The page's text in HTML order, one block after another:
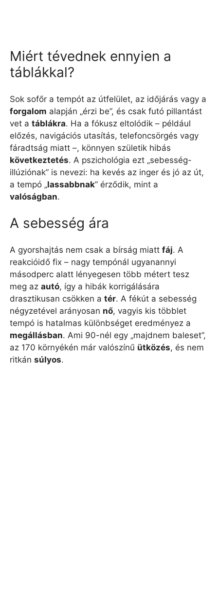
Miért tévednek ennyien a
táblákkal?
Sok sofőr a tempót az útfelület, az időjárás vagy a
forgalom alapján „érzi be”, és csak futó pillantást
vet a táblákra. Ha a fókusz eltolódik – például
előzés, navigációs utasítás, telefoncsörgés vagy
fáradtság miatt –, könnyen születik hibás
következtetés. A pszichológia ezt „sebesség-
illúziónak” is nevezi: ha kevés az inger és jó az út,
a tempó „lassabbnak” érződik, mint a
valóságban.
A sebesség ára
A gyorshajtás nem csak a bírság miatt fáj. A
reakcióidő fix – nagy tempónál ugyanannyi
másodperc alatt lényegesen több métert tesz
meg az autó, így a hibák korrigálására
drasztikusan csökken a tér. A fékút a sebesség
négyzetével arányosan nő, vagyis kis többlet
tempó is hatalmas különbséget eredményez a
megállásban. Ami 90-nél egy „majdnem baleset”,
az 170 környékén már valószínű ütközés, és nem
ritkán súlyos.